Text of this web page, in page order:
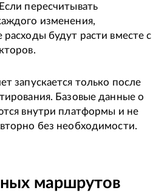
пересчитывать
изменения,
будут расти вместе с
запускается только после
Базовые данные о
внутри платформы и не
без необходимости.
маршрутов